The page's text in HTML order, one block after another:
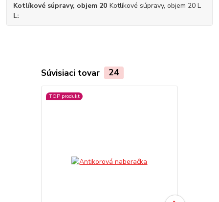
Kotlíkové súpravy, objem 20
L
Kotlíkové súpravy, objem 20 L
Súvisiaci tovar 24
TOP produkt